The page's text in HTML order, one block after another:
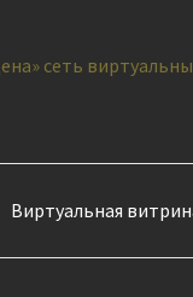
Виртуальная